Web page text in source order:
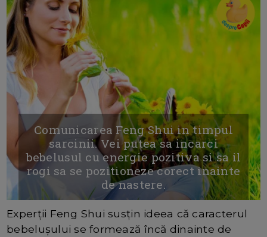
Comunicarea Feng Shui in timpul
sarcinii. Vei putea sa incarci
bebelusul cu energie pozitiva si sa il
rogi sa se pozitioneze corect inainte
de nastere.
Experții Feng Shui susțin ideea că caracterul
bebelușului se formează încă dinainte de